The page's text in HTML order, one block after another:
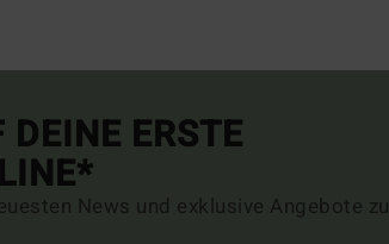
ERSTE
News und exklusive Angebote zu